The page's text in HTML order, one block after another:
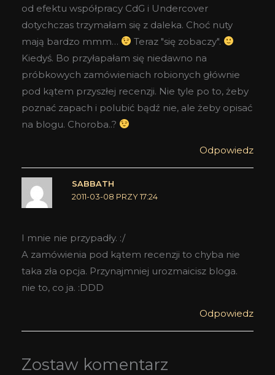
od efektu współpracy CdG i Undercover
dotychczas trzymałam się z daleka. Choć nuty
mają bardzo mmm…
Teraz "się zobaczy".
Kiedyś. Bo przyłapałam się niedawno na
próbkowych zamówieniach robionych głównie
pod kątem przyszłej recenzji. Nie tyle po to, żeby
poznać zapach i polubić bądź nie, ale żeby opisać
na blogu. Choroba..?
Odpowiedz
SABBATH
2011-03-08 PRZY 17:24
I mnie nie przypadły. :/
A zamówienia pod kątem recenzji to chyba nie
taka zła opcja. Przynajmniej urozmaicisz bloga.
nie to, co ja. :DDD
Odpowiedz
Zostaw komentarz